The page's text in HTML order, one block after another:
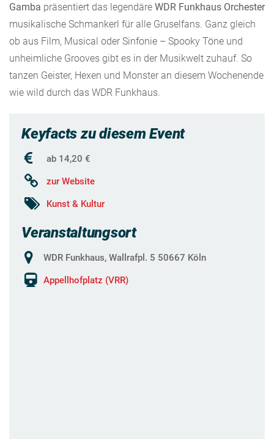
Gamba präsentiert das legendäre WDR Funkhaus Orchester
musikalische Schmankerl für alle Gruselfans. Ganz gleich
ob aus Film, Musical oder Sinfonie – Spooky Töne und
unheimliche Grooves gibt es in der Musikwelt zuhauf. So
tanzen Geister, Hexen und Monster an diesem Wochenende
wie wild durch das WDR Funkhaus.
Keyfacts zu diesem Event
ab 14,20 €
zur Website
Kunst & Kultur
Veranstaltungsort
WDR Funkhaus, Wallrafpl. 5 50667 Köln
Appellhofplatz (VRR)